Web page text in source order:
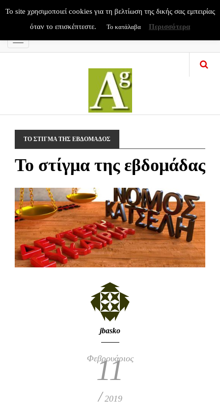
Menu
ΤΟ ΣΤΙΓΜΑ ΤΗΣ ΕΒΔΟΜΑΔΟΣ
Το στίγμα της εβδομάδας
jbasko
Φεβρουάριος
11
/ 2019
To site χρησιμοποιεί cookies για τη βελτίωση της δικής σας εμπειρίας
όταν το επισκέπτεστε.
Το κατάλαβα Περισσότερα